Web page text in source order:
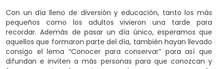
Con un día lleno de diversión y educación, tanto los más
pequeños como los adultos vivieron una tarde para
recordar. Además de pasar un día único, esperamos que
aquellos que formaron parte del día, también hayan llevado
consigo el lema “Conocer para conservar” para así que
difundan e inviten a más personas para que conozcan y